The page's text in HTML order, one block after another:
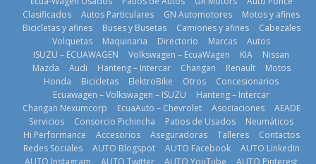
BMW, Toyota,
Bosch y
prueban flota
que usa
gasolina 100%
renovable
25 de julio de
2026
edición 47ª,
recorre 7
provincias en 8
días
1 de agosto de
2026
pasar con tu
vehículo si
permanece
varios días sin
usar?
3 de agosto de
2026
Clasificados
Autos Particulares GN Automotores
Motos y afines
Bicicletas y afines
Buses y Busetas Camiones y afines
Cabezales
Volquetas
Maquinaria Directorio Marcas
Autos
ISUZU – ECUAWAGEN
Volkswagen – EcuaWagen KIA
Nissan
Mazda
Audi Hanteng – Intercar Changan Renault
Motos
Honda
Bicicletas ElektroBike Otros
Concesionarios
Ecuawagen – Volkswagen – ISUZU
Hanteng – Intercar
Changan Nexumcorp
EcuaAuto – Chevrolet Asociaciones
AEADE
Servicios
Consorcio Pichincha Patios de Usados
Neumáticos
Hi Performance
Accesorios Aseguradoras Talleres
Contactos
Redes Sociales
AUTO Blogspot AUTO Facebook
AUTO LinkedIn